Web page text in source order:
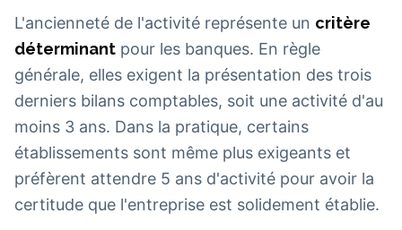
L'ancienneté de l'activité représente un critère
déterminant pour les banques. En règle
générale, elles exigent la présentation des trois
derniers bilans comptables, soit une activité d'au
moins 3 ans. Dans la pratique, certains
établissements sont même plus exigeants et
préfèrent attendre 5 ans d'activité pour avoir la
certitude que l'entreprise est solidement établie.